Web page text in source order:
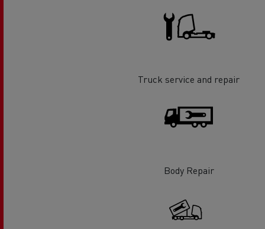
Truck service and repair
Body Repair